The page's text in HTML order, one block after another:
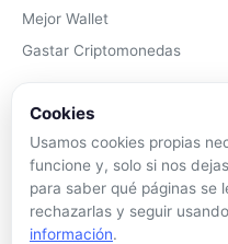
Mejor Wallet
Gastar Criptomonedas
Qué son las Criptos
Cómo Comprar
Staking
DeFi
Cookies
Usamos cookies propias
funcione y, solo si nos
para saber qué páginas se
rechazarlas y seguir
información.